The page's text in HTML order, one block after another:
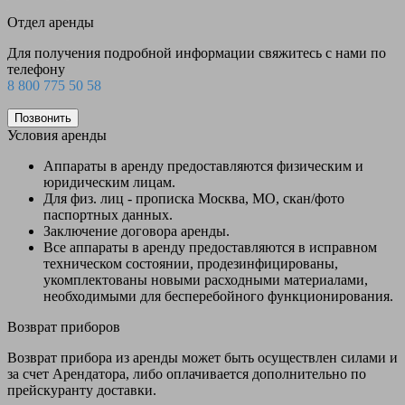
Отдел аренды
Для получения подробной информации свяжитесь с нами по
телефону
8 800 775 50 58
Позвонить
Условия аренды
Аппараты в аренду предоставляются физическим и
юридическим лицам.
Для физ. лиц - прописка Москва, МО, скан/фото
паспортных данных.
Заключение договора аренды.
Все аппараты в аренду предоставляются в исправном
техническом состоянии, продезинфицированы,
укомплектованы новыми расходными материалами,
необходимыми для бесперебойного функционирования.
Возврат приборов
Возврат прибора из аренды может быть осуществлен силами и
за счет Арендатора, либо оплачивается дополнительно по
прейскуранту доставки.